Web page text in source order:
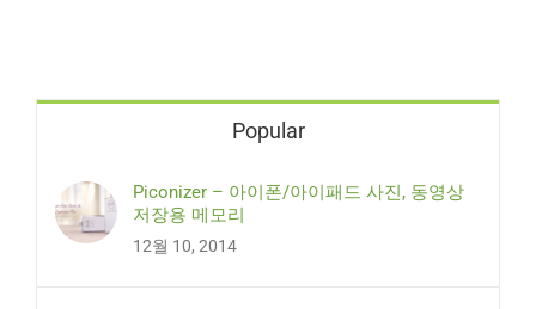
Popular
Piconizer – 아이폰/아이패드 사진, 동영상
저장용 메모리
12월 10, 2014